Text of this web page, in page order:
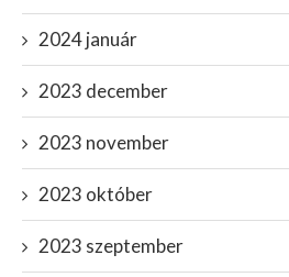
2024 január
2023 december
2023 november
2023 október
2023 szeptember